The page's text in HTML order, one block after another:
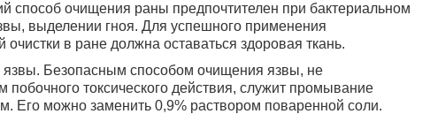
способ очищения раны предпочтителен при бактериальном
выделении гноя. Для успешного применения
очистки в ране должна оставаться здоровая ткань.
Безопасным способом очищения язвы, не
токсического действия, служит промывание
Его можно заменить 0,9% раствором поваренной соли.